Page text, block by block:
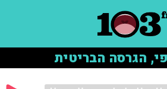
הגרסה הבריטית